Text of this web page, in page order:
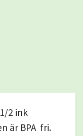
2 ink
är BPA fri.